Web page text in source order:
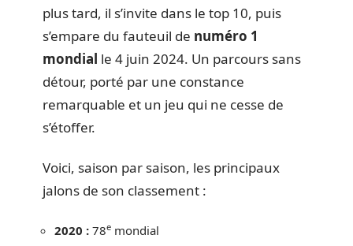
plus tard, il s’invite dans le top 10, puis
s’empare du fauteuil de numéro 1
mondial le 4 juin 2024. Un parcours sans
détour, porté par une constance
remarquable et un jeu qui ne cesse de
s’étoffer.
Voici, saison par saison, les principaux
jalons de son classement :
2020 : 78e mondial